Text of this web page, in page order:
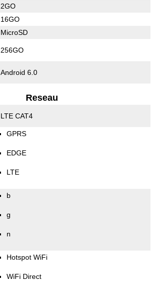
2GO
16GO
MicroSD
256GO
Android 6.0
Reseau
LTE CAT4
GPRS
EDGE
LTE
b
g
n
Hotspot WiFi
WiFi Direct